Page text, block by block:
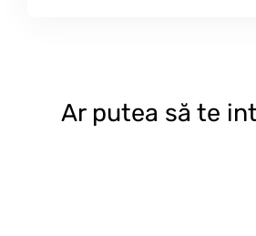
Ar putea să te